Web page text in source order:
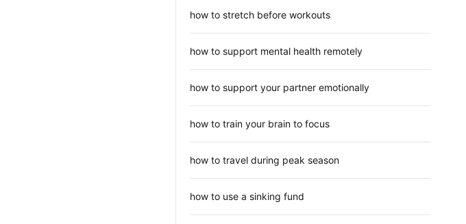
how to stretch before workouts
how to support mental health remotely
how to support your partner emotionally
how to train your brain to focus
how to travel during peak season
how to use a sinking fund